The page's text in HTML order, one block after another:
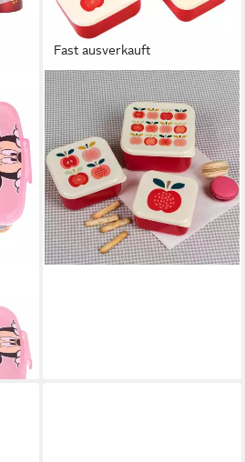
Fast ausverkauft
REX LONDON
Lunchbox Snack Box 3er Set
Vintage Apple
17,89 €
in 4-5 Werktagen bei dir